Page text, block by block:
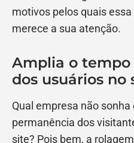
motivos pelos quais
merece a sua atenção.
Amplia o
dos usuários no
Qual empresa não
permanência dos
site? Pois bem, a